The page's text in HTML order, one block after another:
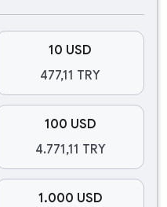
10 USD
477,11 TRY
100 USD
4.771,11 TRY
1.000 USD